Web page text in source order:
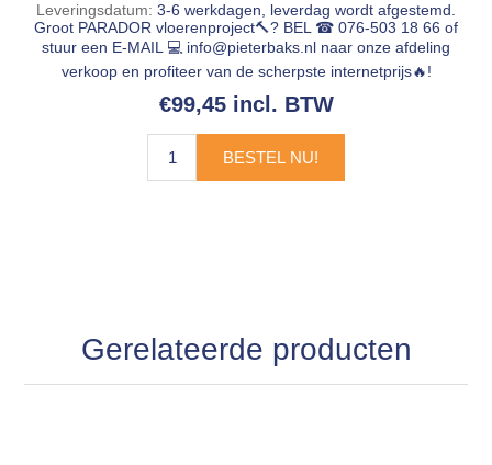
Leveringsdatum: 3-6 werkdagen, leverdag wordt afgestemd.
Groot PARADOR vloerenproject🔨? BEL ☎ 076-503 18 66 of
stuur een E-MAIL 💻 info@pieterbaks.nl naar onze afdeling
verkoop en profiteer van de scherpste internetprijs🔥!
€99,45 incl. BTW
BESTEL NU!
Gerelateerde producten